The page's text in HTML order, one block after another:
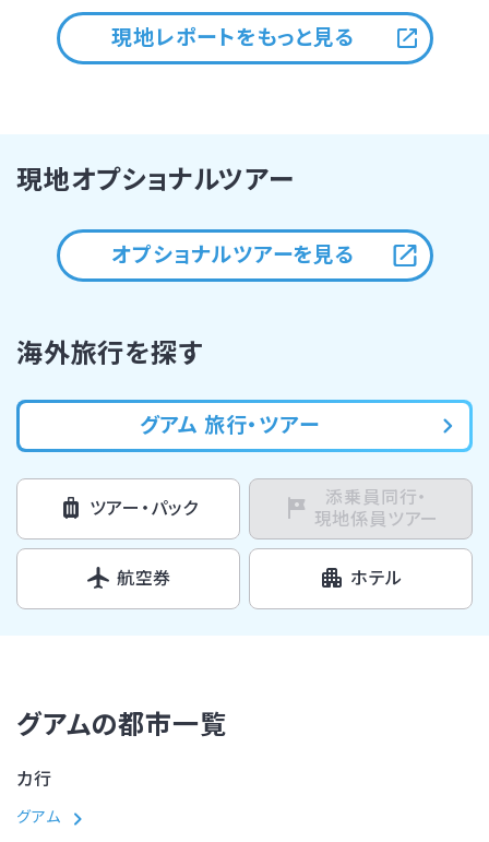
現地レポートをもっと見る
現地オプショナルツアー
オプショナルツアーを見る
海外旅行を探す
グアム 旅行・ツアー
ツアー・パック
添乗員同行・
現地係員ツアー
航空券 ホテル
グアムの都市一覧
カ行
グアム